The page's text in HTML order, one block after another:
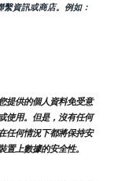
資訊或商店。例如：
提供的個人資料免受意
使用。但是，沒有任何
任何情況下都將保持安
置上數據的安全性。